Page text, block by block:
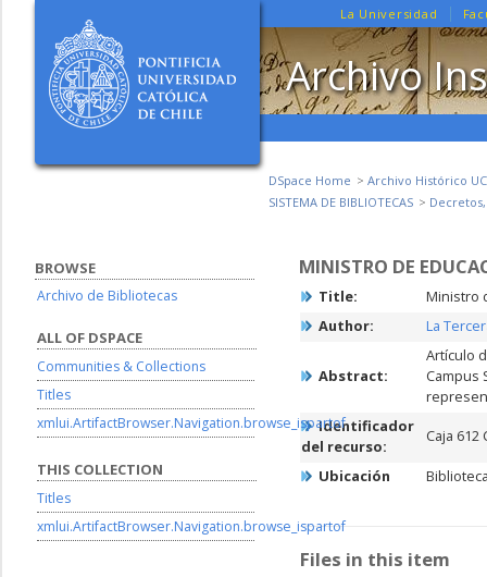
La Universidad
Archivo
DSpace Home
Archivo Histórico UC
SISTEMA DE BIBLIOTECAS
MINISTRO DE
Title:
Ministro
Author:
La
Abstract:
Artículo
Campus
Identificador
del recurso:
Caja 612
Ubicación
Files in this item
BROWSE
Archivo de Bibliotecas
ALL OF DSPACE
Communities & Collections
Titles
xmlui.ArtifactBrowser.Navigation.browse_ispartof
THIS COLLECTION
Titles
xmlui.ArtifactBrowser.Navigation.browse_ispartof